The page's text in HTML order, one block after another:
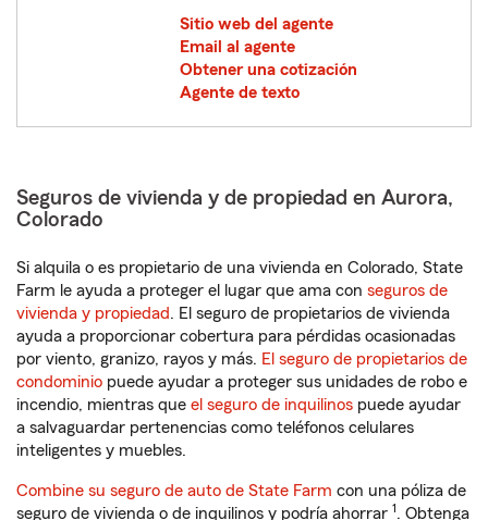
Sitio web del agente
Email al agente
Obtener una cotización
Agente de texto
Seguros de vivienda y de propiedad en Aurora,
Colorado
Si alquila o es propietario de una vivienda en Colorado, State
Farm le ayuda a proteger el lugar que ama con seguros de
vivienda y propiedad. El seguro de propietarios de vivienda
ayuda a proporcionar cobertura para pérdidas ocasionadas
por viento, granizo, rayos y más. El seguro de propietarios de
condominio puede ayudar a proteger sus unidades de robo e
incendio, mientras que el seguro de inquilinos puede ayudar
a salvaguardar pertenencias como teléfonos celulares
inteligentes y muebles.
Combine su seguro de auto de State Farm con una póliza de
seguro de vivienda o de inquilinos y podría ahorrar 1. Obtenga